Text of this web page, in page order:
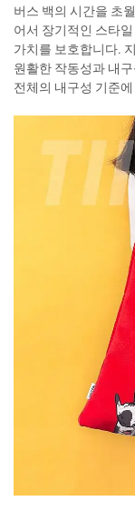
버스 백의 시간을 초
어서 장기적인 스타
가치를 보호합니다.
원활한 작동성과 내
전체의 내구성 기준